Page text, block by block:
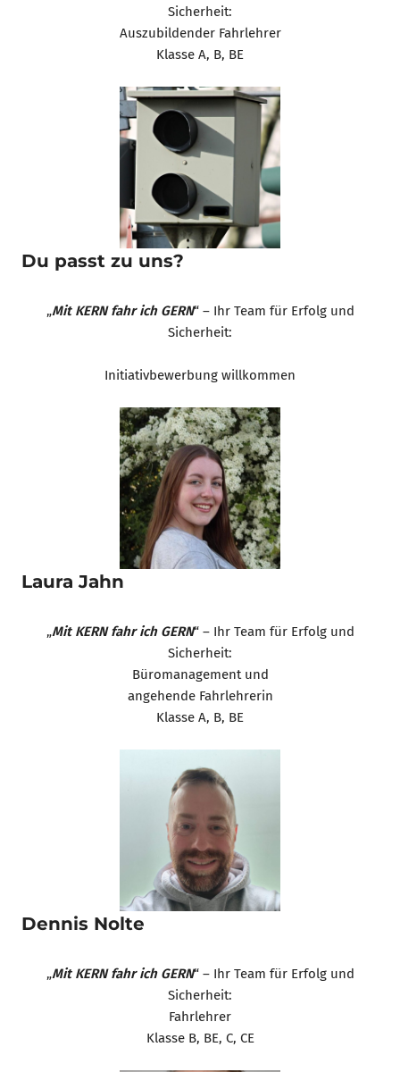
Sicherheit:
Auszubildender Fahrlehrer
Klasse A, B, BE
Du passt zu uns?
„Mit KERN fahr ich GERN“ – Ihr Team für Erfolg und
Sicherheit:
Initiativbewerbung willkommen
Laura Jahn
„Mit KERN fahr ich GERN“ – Ihr Team für Erfolg und
Sicherheit:
Büromanagement und
angehende Fahrlehrerin
Klasse A, B, BE
Dennis Nolte
„Mit KERN fahr ich GERN“ – Ihr Team für Erfolg und
Sicherheit:
Fahrlehrer
Klasse B, BE, C, CE